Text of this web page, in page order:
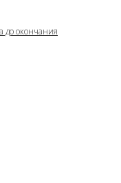
до окончания